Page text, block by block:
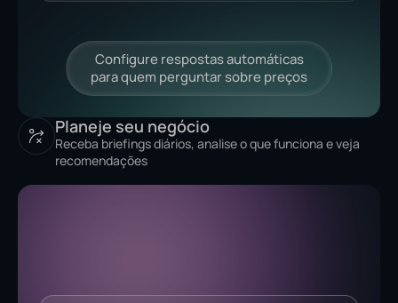
Planeje seu negócio
Receba briefings diários, analise o que funciona e veja
recomendações